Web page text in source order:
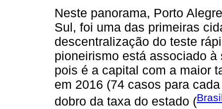
Neste panorama, Porto
Sul, foi uma das primeiras
descentralização do teste
pioneirismo está associado
pois é a capital com a maior
em 2016 (74 casos para
dobro da taxa do estado (